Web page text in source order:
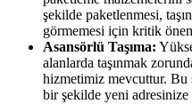
şekilde paketlenmesi,
görmemesi için kritik
Asansörlü Taşıma:
alanlarda taşınmak
hizmetimiz mevcuttur. Bu
bir şekilde yeni adresinize